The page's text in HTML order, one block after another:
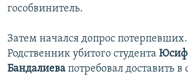
гособвинитель.
Затем начался допрос потерпевших.
Родственник убитого студента
Бандалиева потребовал доставить в